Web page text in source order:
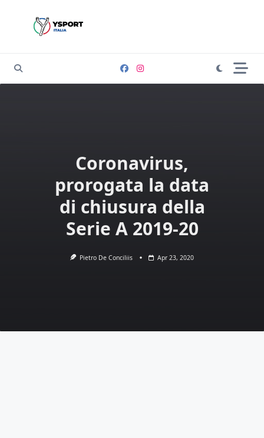
Coronavirus,
prorogata la data
di chiusura della
Serie A 2019-20
Pietro De Conciliis Apr 23, 2020